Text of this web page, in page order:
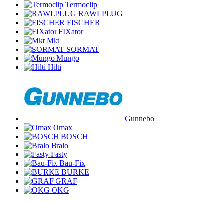
Termoclip
RAWLPLUG
FISCHER
FIXator
Mkt
SORMAT
Mungo
Hilti
Gunnebo
Omax
BOSCH
Bralo
Fasty
Bau-Fix
BURKE
GRAF
OKG